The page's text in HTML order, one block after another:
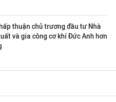
thuận chủ trương đầu tư Nhà
và gia công cơ khí Đức Anh hơn